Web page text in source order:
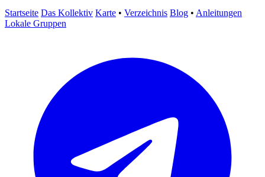
Startseite Das Kollektiv Karte • Verzeichnis Blog • Anleitungen
Lokale Gruppen